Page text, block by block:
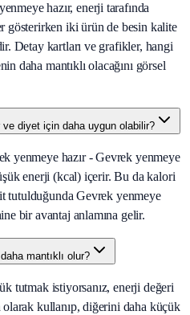
hazır, enerji tarafında
gösterirken iki ürün de besin kalite
Detay kartları ve grafikler, hangi
daha mantıklı olacağını görsel
diyet için daha uygun olabilir?
yenmeye hazır - Gevrek yenmeye
enerji (kcal) içerir. Bu da kalori
tutulduğunda Gevrek yenmeye
bir avantaj anlamına gelir.
mantıklı olur?
tutmak istiyorsanız, enerji değeri
kullanıp, diğerini daha küçük